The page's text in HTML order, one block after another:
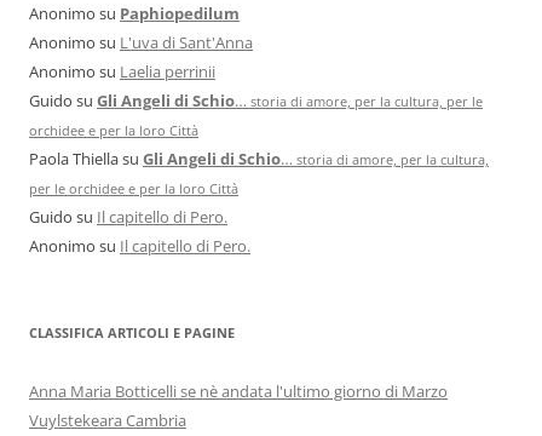
Anonimo su Paphiopedilum
Anonimo su L'uva di Sant'Anna
Anonimo su Laelia perrinii
Guido su Gli Angeli di Schio… storia di amore, per la cultura, per le
orchidee e per la loro Città
Paola Thiellasu Gli Angeli di Schio… storia di amore, per la cultura,
per le orchidee e per la loro Città
Guido su Il capitello di Pero.
Anonimo su Il capitello di Pero.
CLASSIFICA ARTICOLI E PAGINE
Anna Maria Botticelli se nè andata l'ultimo giorno di Marzo
Vuylstekeara Cambria